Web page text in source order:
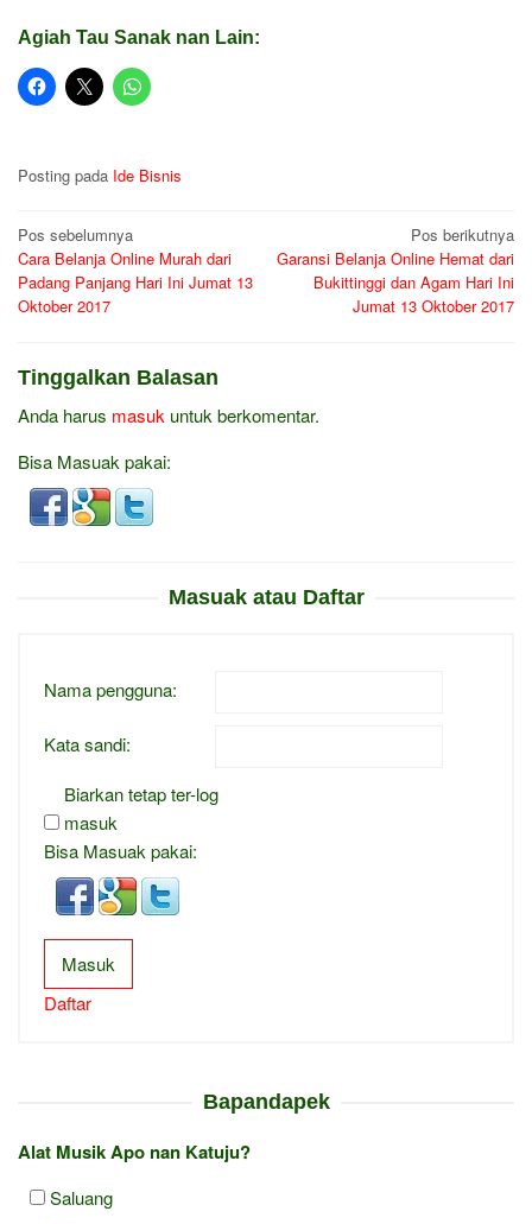
Agiah Tau Sanak nan Lain:
Posting pada Ide Bisnis
Navigasi
pos
Pos sebelumnya
Cara Belanja Online Murah dari
Padang Panjang Hari Ini Jumat 13
Oktober 2017
Pos berikutnya
Garansi Belanja Online Hemat dari
Bukittinggi dan Agam Hari Ini
Jumat 13 Oktober 2017
Tinggalkan Balasan
Anda harus masuk untuk berkomentar.
Bisa Masuak pakai:
Masuak atau Daftar
Nama pengguna:
Kata sandi:
Biarkan tetap ter-log
masuk
Bisa Masuak pakai:
Masuk
Daftar
Bapandapek
Alat Musik Apo nan Katuju?
Saluang